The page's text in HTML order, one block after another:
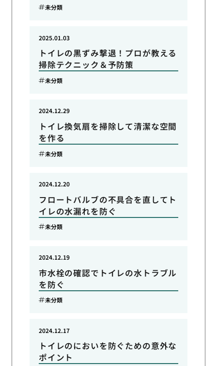
未分類
トイレの黒ずみ撃退！プロが教える
掃除テクニック＆予防策
2025.01.03
未分類
トイレ換気扇を掃除して清潔な空間
を作る
2024.12.29
未分類
フロートバルブの不具合を直してト
イレの水漏れを防ぐ
2024.12.20
未分類
市水栓の確認でトイレの水トラブル
を防ぐ
2024.12.19
未分類
トイレのにおいを防ぐための意外な
ポイント
2024.12.17